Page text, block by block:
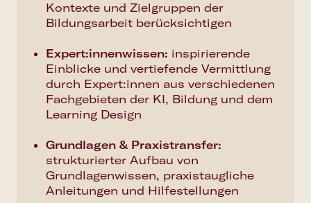
Kontexte und Zielgruppen der
Bildungsarbeit berücksichtigen
Expert:innenwissen: inspirierende
Einblicke und vertiefende Vermittlung
durch Expert:innen aus verschiedenen
Fachgebieten der KI, Bildung und dem
Learning Design
Grundlagen & Praxistransfer:
strukturierter Aufbau von
Grundlagenwissen, praxistaugliche
Anleitungen und Hilfestellungen